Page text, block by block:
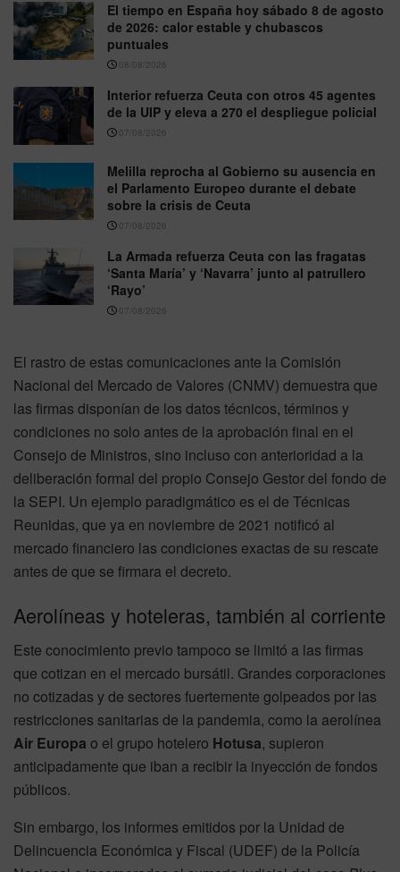
El tiempo en España hoy sábado 8 de agosto
de 2026: calor estable y chubascos
puntuales
08/08/2026
Interior refuerza Ceuta con otros 45 agentes
de la UIP y eleva a 270 el despliegue policial
07/08/2026
Melilla reprocha al Gobierno su ausencia en
el Parlamento Europeo durante el debate
sobre la crisis de Ceuta
07/08/2026
La Armada refuerza Ceuta con las fragatas
‘Santa María’ y ‘Navarra’ junto al patrullero
‘Rayo’
07/08/2026
El rastro de estas comunicaciones ante la Comisión
Nacional del Mercado de Valores (CNMV) demuestra que
las firmas disponían de los datos técnicos, términos y
condiciones no solo antes de la aprobación final en el
Consejo de Ministros, sino incluso con anterioridad a la
deliberación formal del propio Consejo Gestor del fondo de
la SEPI. Un ejemplo paradigmático es el de Técnicas
Reunidas, que ya en noviembre de 2021 notificó al
mercado financiero las condiciones exactas de su rescate
antes de que se firmara el decreto.
Aerolíneas y hoteleras, también al corriente
Este conocimiento previo tampoco se limitó a las firmas
que cotizan en el mercado bursátil. Grandes corporaciones
no cotizadas y de sectores fuertemente golpeados por las
restricciones sanitarias de la pandemia, como la aerolínea
Air Europa o el grupo hotelero Hotusa, supieron
anticipadamente que iban a recibir la inyección de fondos
públicos.
Sin embargo, los informes emitidos por la Unidad de
Delincuencia Económica y Fiscal (UDEF) de la Policía